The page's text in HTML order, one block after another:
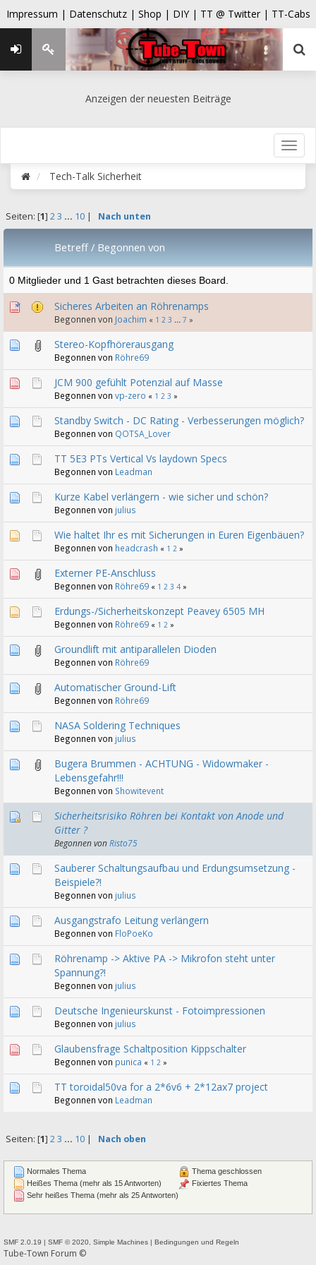
Impressum | Datenschutz | Shop | DIY | TT @ Twitter | TT-Cabs
Anzeigen der neuesten Beiträge
Tech-Talk Sicherheit
Seiten: [1] 2 3 ... 10| Nach unten
Betreff/ Begonnen von
0 Mitglieder und 1 Gast betrachten dieses Board.
Sicheres Arbeiten an Röhrenamps
Begonnen von Joachim « 1 2 3 ... 7 »
Stereo-Kopfhörerausgang
Begonnen von Röhre69
JCM 900 gefühlt Potenzial auf Masse
Begonnen von vp-zero « 1 2 3 »
Standby Switch - DC Rating - Verbesserungen möglich?
Begonnen von QOTSA_Lover
TT 5E3 PTs Vertical Vs laydown Specs
Begonnen von Leadman
Kurze Kabel verlängern - wie sicher und schön?
Begonnen von julius
Wie haltet Ihr es mit Sicherungen in Euren Eigenbäuen?
Begonnen von headcrash « 1 2 »
Externer PE-Anschluss
Begonnen von Röhre69 « 1 2 3 4 »
Erdungs-/Sicherheitskonzept Peavey 6505 MH
Begonnen von Röhre69 « 1 2 »
Groundlift mit antiparallelen Dioden
Begonnen von Röhre69
Automatischer Ground-Lift
Begonnen von Röhre69
NASA Soldering Techniques
Begonnen von julius
Bugera Brummen - ACHTUNG - Widowmaker -
Lebensgefahr!!!
Begonnen von Showitevent
Sicherheitsrisiko Röhren bei Kontakt von Anode und
Gitter ?
Begonnen vonRisto75
Sauberer Schaltungsaufbau und Erdungsumsetzung -
Beispiele?!
Begonnen von julius
Ausgangstrafo Leitung verlängern
Begonnen von FloPoeKo
Röhrenamp -> Aktive PA -> Mikrofon steht unter
Spannung?!
Begonnen von julius
Deutsche Ingenieurskunst - Fotoimpressionen
Begonnen von julius
Glaubensfrage Schaltposition Kippschalter
Begonnen von punica « 1 2 »
TT toroidal50va for a 2*6v6 + 2*12ax7 project
Begonnen von Leadman
Seiten: [1] 2 3 ... 10| Nach oben
Normales Thema
Heißes Thema (mehr als 15 Antworten)
Sehr heißes Thema (mehr als 25 Antworten)
Thema geschlossen
Fixiertes Thema
SMF 2.0.19 | SMF © 2020 Simple Machines | Bedingungen und Regeln
Tube-Town Forum ©